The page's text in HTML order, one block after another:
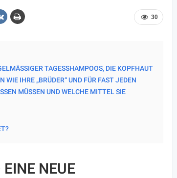
30
TAGESSHAMPOOS, DIE KOPFHAUT U
IHRE „BRÜDER“ UND FÜR FAST JEDEN G
MÜSSEN UND WELCHE MITTEL SIE A
NEUE